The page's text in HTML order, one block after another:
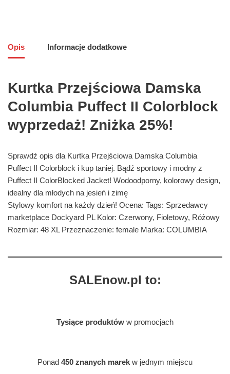
Opis Informacje dodatkowe
Kurtka Przejściowa Damska
Columbia Puffect II Colorblock
wyprzedaż! Zniżka 25%!
Sprawdź opis dla Kurtka Przejściowa Damska Columbia
Puffect II Colorblock i kup taniej. Bądź sportowy i modny z
Puffect II ColorBlocked Jacket! Wodoodporny, kolorowy design,
idealny dla młodych na jesień i zimę
Stylowy komfort na każdy dzień! Ocena: Tags: Sprzedawcy
marketplace Dockyard PL Kolor: Czerwony, Fioletowy, Różowy
Rozmiar: 48 XL Przeznaczenie: female Marka: COLUMBIA
SALEnow.pl to:
Tysiące produktów w promocjach
Ponad 450 znanych marek w jednym miejscu